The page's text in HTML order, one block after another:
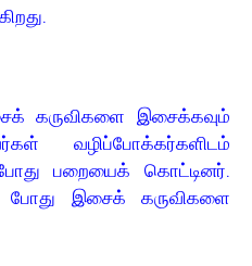
கருவிகளை இசைக்கவும்
வழிப்போக்கர்களிடம்
பறையைக் கொட்டினர்.
இசைக் கருவிகளை